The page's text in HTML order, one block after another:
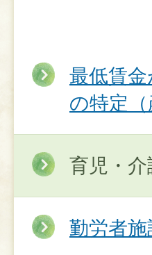
最低賃
の特定
育児・
勤労者施